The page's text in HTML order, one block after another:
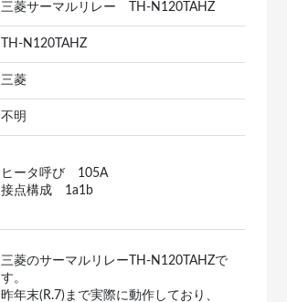
三菱サーマルリレー TH-N120TAHZ
TH-N120TAHZ
三菱
不明
ヒータ呼び 105A
接点構成 1a1b
三菱のサーマルリレーTH-N120TAHZで
す。
昨年末(R.7)まで実際に動作しており、